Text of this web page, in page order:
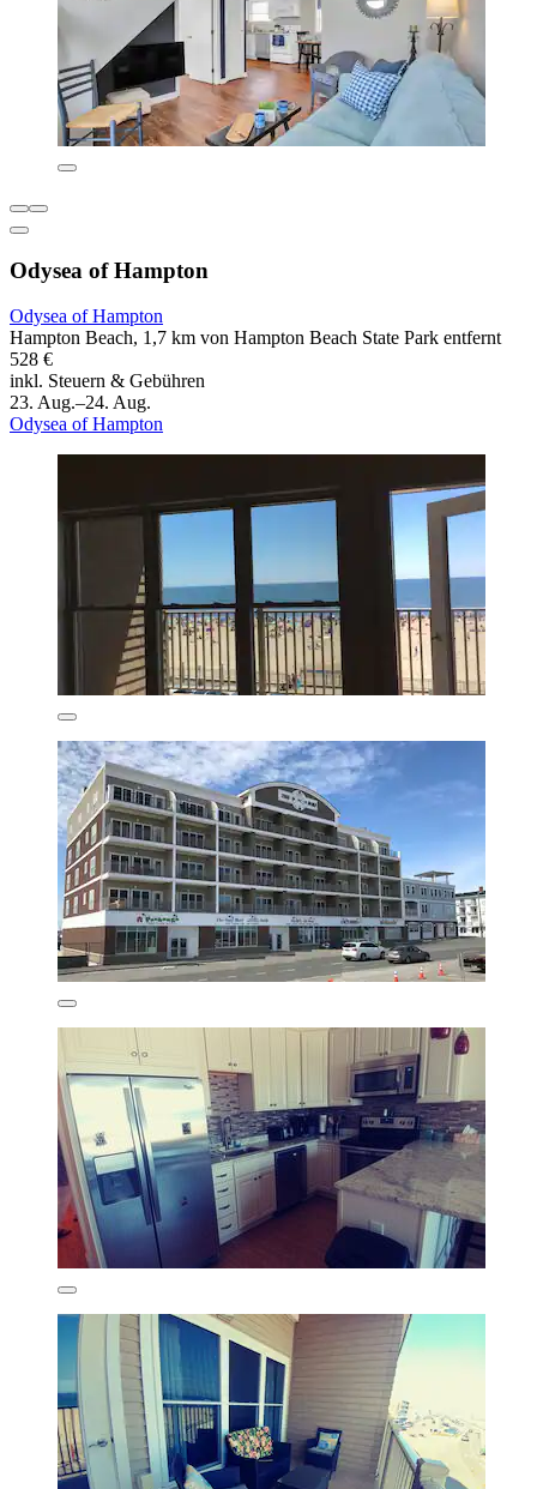
Odysea of Hampton
Odysea of Hampton
Hampton Beach, 1,7 km von Hampton Beach State Park entfernt
528 €
inkl. Steuern & Gebühren
23. Aug.–24. Aug.
Odysea of Hampton